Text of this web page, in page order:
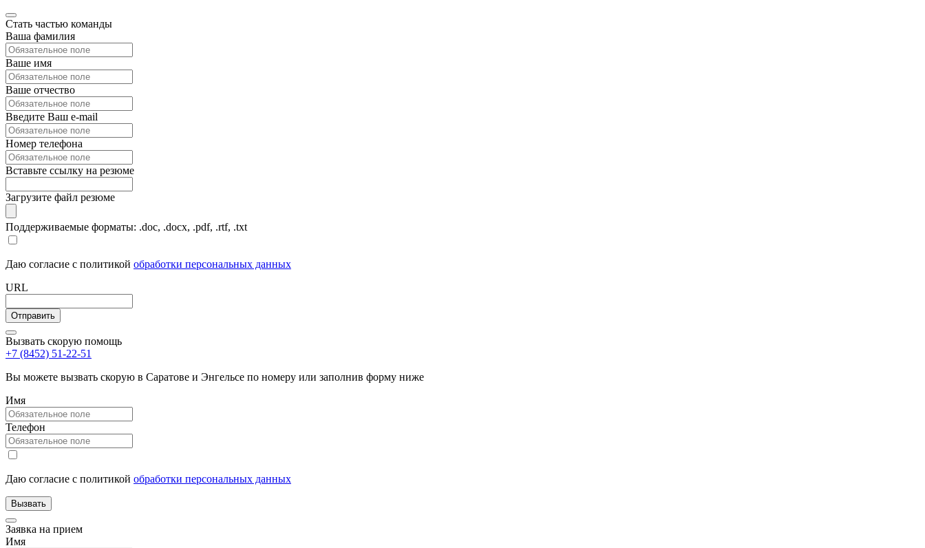
Стать частью команды
Ваша фамилия
Ваше имя
Ваше отчество
Введите Ваш e-mail
Номер телефона
Вставьте ссылку на резюме
Загрузите файл резюме
Поддерживаемые форматы: .doc, .docx, .pdf, .rtf, .txt
Даю согласие с политикой обработки персональных данных
URL
Вызвать скорую помощь
+7 (8452) 51-22-51
Вы можете вызвать скорую в Саратове и Энгельсе по номеру или заполнив форму ниже
Имя
Телефон
Даю согласие с политикой обработки персональных данных
Заявка на прием
Имя